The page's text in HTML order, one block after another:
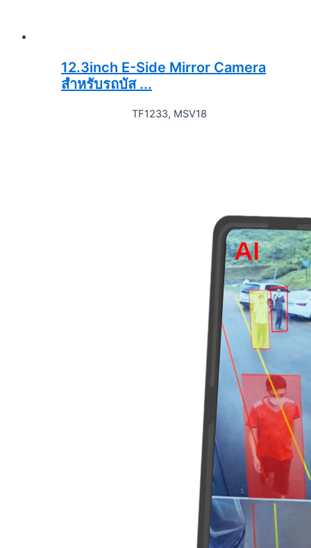
12.3inch E-Side Mirror Camera
สำหรับรถบัส ...
TF1233, MSV18